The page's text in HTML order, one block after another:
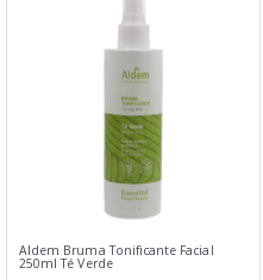
Aldem Bruma Tonificante Facial
250ml Té Verde